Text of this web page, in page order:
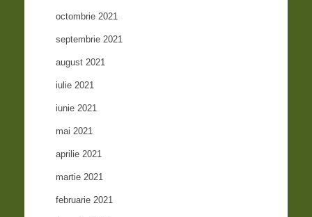
octombrie 2021
septembrie 2021
august 2021
iulie 2021
iunie 2021
mai 2021
aprilie 2021
martie 2021
februarie 2021